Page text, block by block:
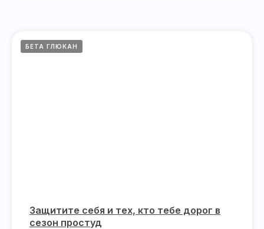
БЕТА ГЛЮКАН
Защитите себя и тех, кто тебе дорог в
сезон простуд